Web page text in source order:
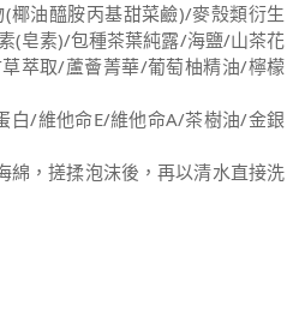
椰油醯胺丙基甜菜鹼)/麥殼類衍生
(皂素)/包種茶葉純露/海鹽/山茶花
萃取/蘆薈菁華/葡萄柚精油/檸檬
白/維他命E/維他命A/茶樹油/金銀
綿，搓揉泡沫後，再以清水直接洗